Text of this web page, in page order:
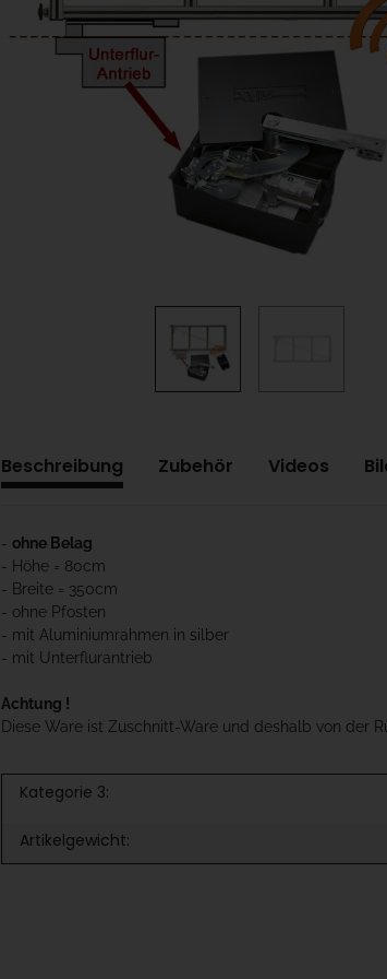
Beschreibung Zubehör Videos
- ohne Belag
- Höhe = 80cm
- Breite = 350cm
- ohne Pfosten
- mit Aluminiumrahmen in silber
- mit Unterflurantrieb
Achtung !
Diese Ware ist Zuschnitt-Ware und deshalb von der
Kategorie 3:
Artikelgewicht: